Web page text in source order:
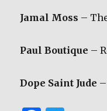
Jamal Moss –
Paul Boutique –
Dope Saint Jude